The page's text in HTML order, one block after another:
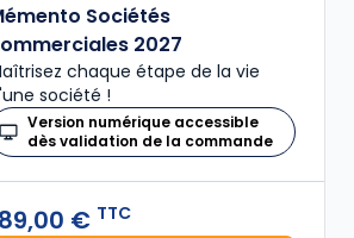
Sociétés
2027
chaque étape de la vie
société !
Version numérique accessible
dès validation de la commande
€ TTC